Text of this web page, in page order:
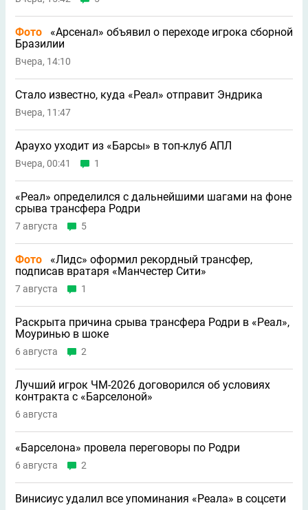
Фото
«Арсенал» объявил о переходе игрока сборной
Бразилии
Вчера, 14:10
Стало известно, куда «Реал» отправит Эндрика
Вчера, 11:47
Араухо уходит из «Барсы» в топ-клуб АПЛ
Вчера, 00:41 1
«Реал» определился с дальнейшими шагами на фоне
срыва трансфера Родри
7 августа 5
Фото
«Лидс» оформил рекордный трансфер,
подписав вратаря «Манчестер Сити»
7 августа 1
Раскрыта причина срыва трансфера Родри в «Реал»,
Моуринью в шоке
6 августа 2
Лучший игрок ЧМ-2026 договорился об условиях
контракта с «Барселоной»
6 августа
«Барселона» провела переговоры по Родри
6 августа 2
Винисиус удалил все упоминания «Реала» в соцсети